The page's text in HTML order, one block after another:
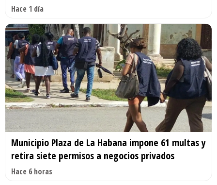
Hace 1 día
Municipio Plaza de La Habana impone 61 multas y
retira siete permisos a negocios privados
Hace 6 horas